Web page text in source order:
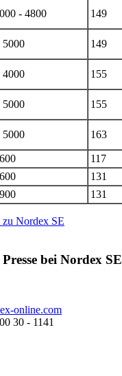
- 4800 149
5000 149
4000 155
5000 155
5000 163
117
131
131
Nordex SE
bei Nordex SE
online.com
30 - 1141